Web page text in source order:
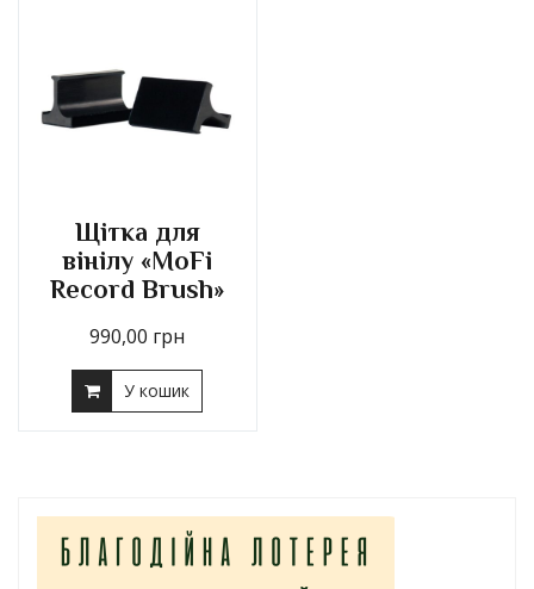
Щітка для
вінілу «MoFi
Record Brush»
990,00 грн
У кошик